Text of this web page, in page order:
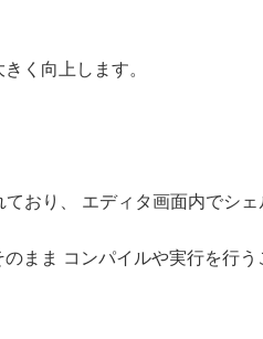
く向上します。
おり、 エディタ画面内でシェ
まま コンパイルや実行を行う